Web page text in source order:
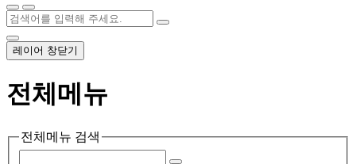
레이어 창닫기
전체메뉴
전체메뉴 검색